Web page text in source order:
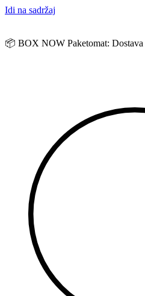
Idi na sadržaj
📦 BOX NOW Paketomat: Dostava